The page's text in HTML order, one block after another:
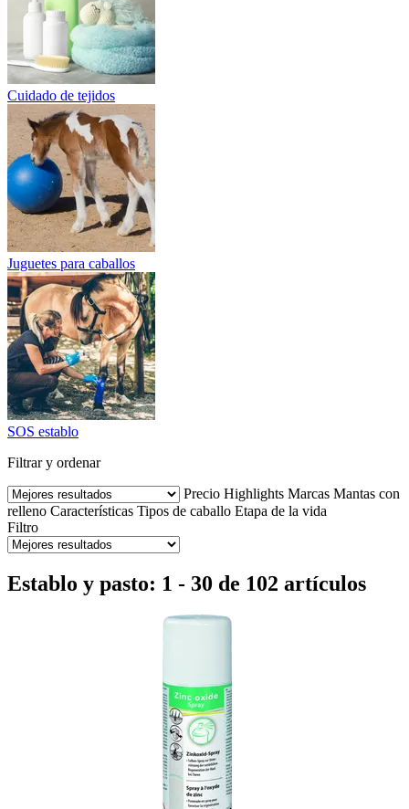
Cuidado de tejidos
Juguetes para caballos
SOS establo
Filtrar y ordenar
Precio Highlights Marcas Mantas con
relleno Características Tipos de caballo Etapa de la vida
Filtro
Establo y pasto: 1 - 30 de 102 artículos